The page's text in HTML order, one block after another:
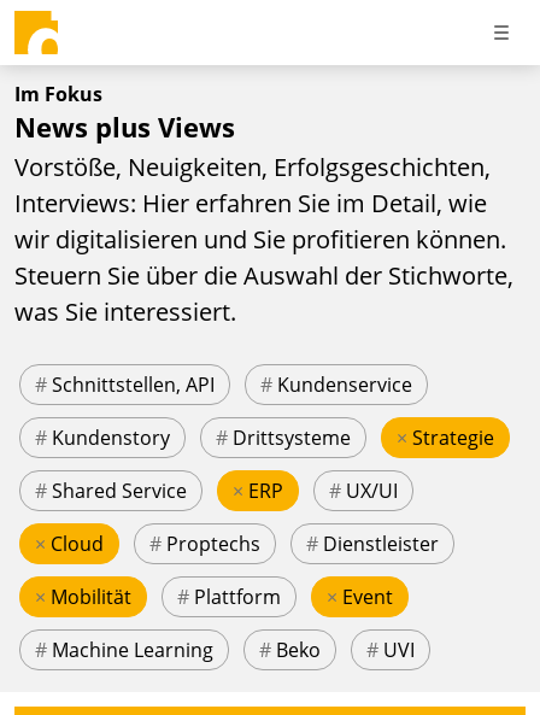
Im Fokus
News plus Views
Vorstöße, Neuigkeiten, Erfolgsgeschichten,
Interviews: Hier erfahren Sie im Detail, wie
wir digitalisieren und Sie profitieren können.
Steuern Sie über die Auswahl der Stichworte,
was Sie interessiert.
#Schnittstellen, API # Kundenservice
# Kundenstory # Drittsysteme × Strategie
#Shared Service × ERP # UX/UI
× Cloud # Proptechs # Dienstleister
× Mobilität # Plattform × Event
# Machine Learning # Beko # UVI